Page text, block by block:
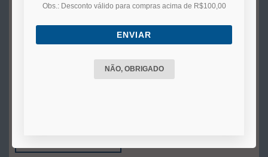
Plástico Ms 3-bc- Steula
Obs.: Desconto válido para compras acima de R$100,00
ENVIAR
NÃO, OBRIGADO